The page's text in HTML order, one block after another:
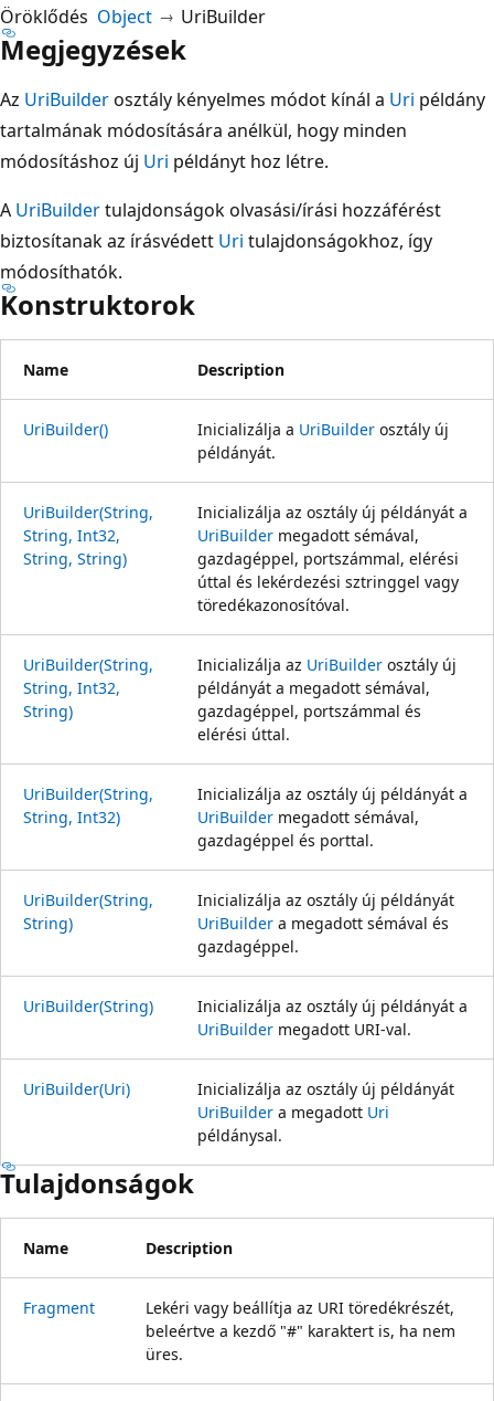
Öröklődés Object UriBuilder
Megjegyzések
Az UriBuilderosztály kényelmes módot kínál a Uri példány
tartalmának módosítására anélkül, hogy minden
módosításhoz új Uri példányt hoz létre.
A UriBuildertulajdonságok olvasási/írási hozzáférést
biztosítanak az írásvédett Uri tulajdonságokhoz, így
módosíthatók.
Konstruktorok
Name Description
UriBuilder() Inicializálja a UriBuilder osztály új
példányát.
UriBuilder(String,
String, Int32,
String, String)
Inicializálja az osztály új példányát a
UriBuilder megadott sémával,
gazdagéppel, portszámmal, elérési
úttal és lekérdezési sztringgel vagy
töredékazonosítóval.
UriBuilder(String,
String, Int32,
String)
Inicializálja az UriBuilder osztály új
példányát a megadott sémával,
gazdagéppel, portszámmal és
elérési úttal.
UriBuilder(String,
String, Int32)
Inicializálja az osztály új példányát a
UriBuilder megadott sémával,
gazdagéppel és porttal.
UriBuilder(String,
String)
Inicializálja az osztály új példányát
UriBuilder a megadott sémával és
gazdagéppel.
UriBuilder(String)
Inicializálja az osztály új példányát a
UriBuilder megadott URI-val.
UriBuilder(Uri)
Inicializálja az osztály új példányát
UriBuilder a megadott Uri
példánysal.
Tulajdonságok
Name Description
Fragment
Lekéri vagy beállítja az URI töredékrészét,
beleértve a kezdő "#" karaktert is, ha nem
üres.